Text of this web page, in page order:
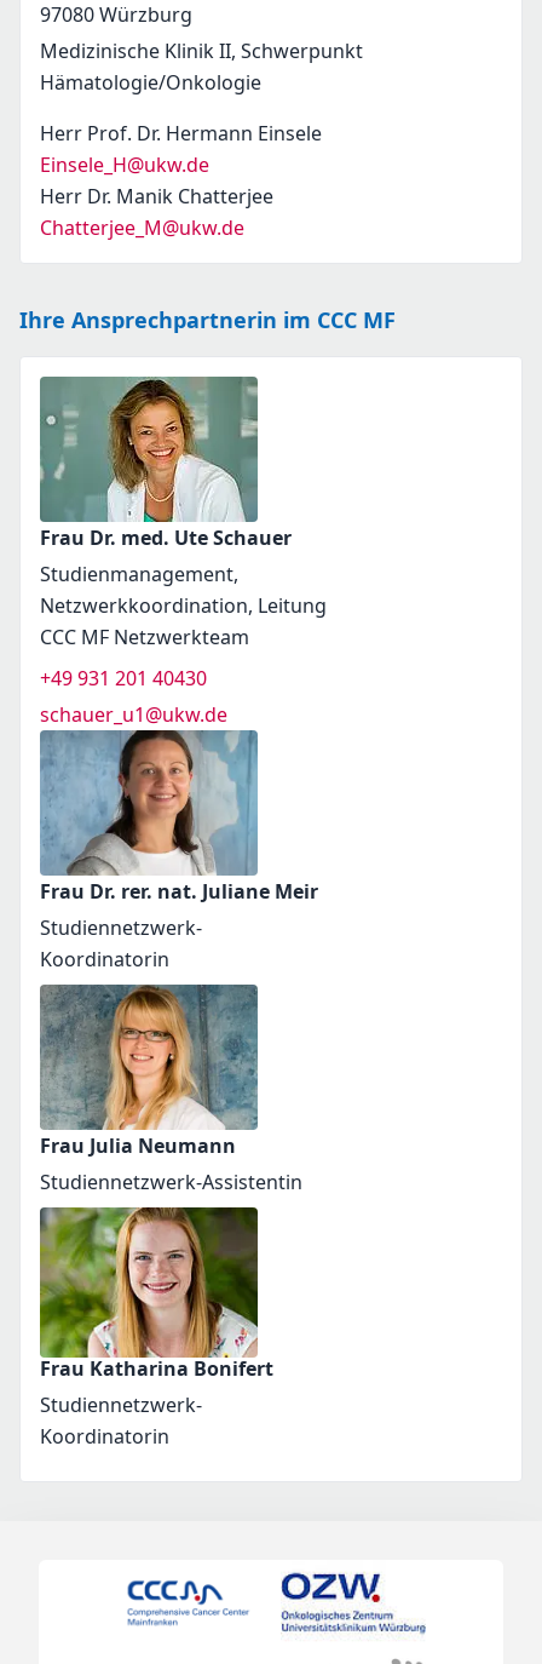
97080Würzburg
Medizinische Klinik II, Schwerpunkt
Hämatologie/Onkologie
Herr Prof. Dr. Hermann Einsele
Einsele_H@ukw.de
Herr Dr. Manik Chatterjee
Chatterjee_M@ukw.de
Ihre Ansprechpartnerin im CCC MF
Frau Dr. med. Ute Schauer
Studienmanagement,
Netzwerkkoordination, Leitung
CCC MF Netzwerkteam
+49 931 201 40430
schauer_u1@ukw.de
Frau Dr. rer. nat. Juliane Meir
Studiennetzwerk-
Koordinatorin
Frau Julia Neumann
Studiennetzwerk-Assistentin
Frau Katharina Bonifert
Studiennetzwerk-
Koordinatorin